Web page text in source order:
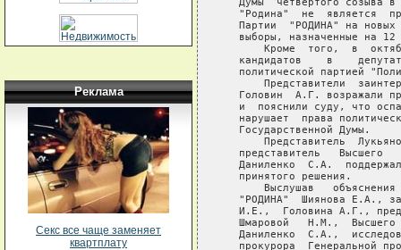
Реклама
Секс все чаще заменяет
квартплату